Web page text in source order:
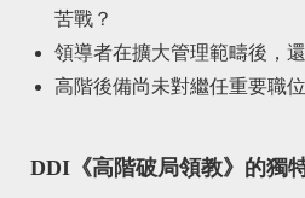
苦戰？
領導者在擴大管理範疇後，
高階後備尚未對繼任重要職
DDI《高階破局領教》的獨